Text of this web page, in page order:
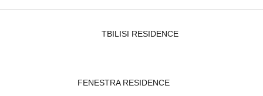
TBILISI RESIDENCE
FENESTRA RESIDENCE